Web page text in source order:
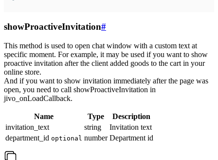
showProactiveInvitation#
This method is used to open chat window with a custom text at
specific moment. For example, it may be used if you want to show
proactive invitation after the client added goods to the cart in your
online store.
And if you want to show invitation immediately after the page was
open, you need to call showProactiveInvitation in
jivo_onLoadCallback.
Name Type
Description
invitation_text
string
Invitation text
department_id optional number Department id